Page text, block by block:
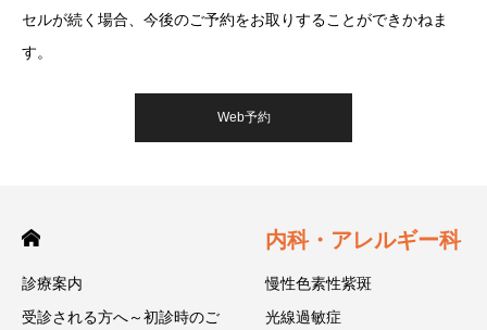
セルが続く場合、今後のご予約をお取りすることができかねま
す。
Web予約
診療案内
受診される方へ～初診時のご
内科・アレルギー科
慢性色素性紫斑
光線過敏症